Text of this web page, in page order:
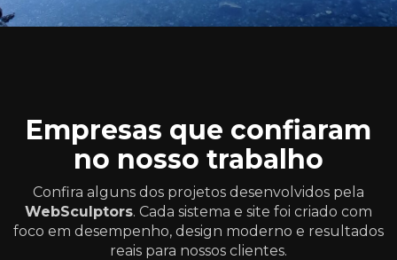
Empresas que confiaram
no nosso trabalho
Confira alguns dos projetos desenvolvidos pela
WebSculptors. Cada sistema e site foi criado com
foco em desempenho, design moderno e resultados
reais para nossos clientes.